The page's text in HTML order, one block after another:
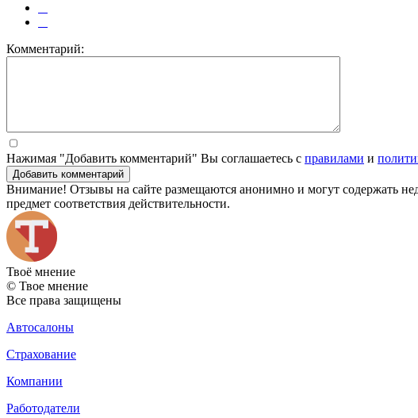
Комментарий:
Нажимая "Добавить комментарий" Вы соглашаетесь с правилами и
Добавить комментарий
Внимание! Отзывы на сайте размещаются анонимно и могут содержать
предмет соответствия действительности.
Твоё мнение
© Твое мнение
Все права защищены
Автосалоны
Страхование
Компании
Работодатели